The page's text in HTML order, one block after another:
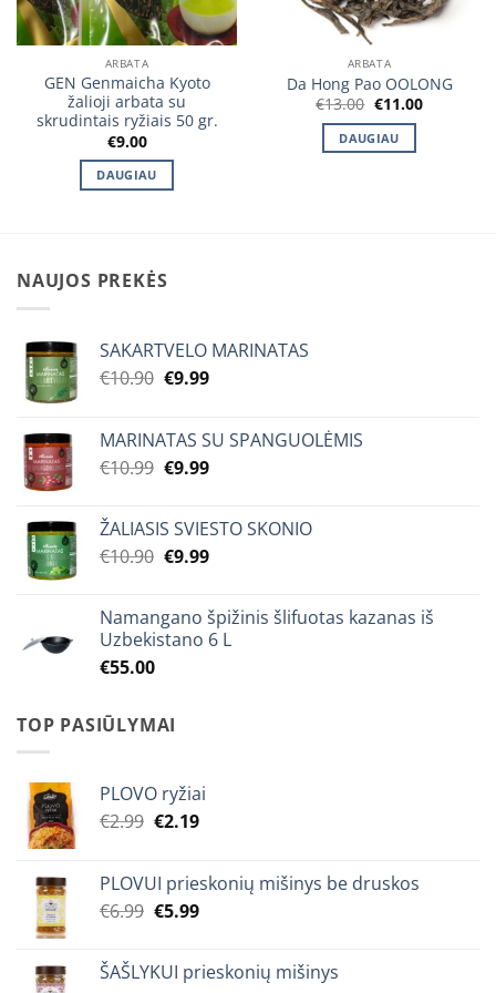
ARBATA
GEN Genmaicha Kyoto
žalioji arbata su
skrudintais ryžiais 50 gr.
€9.00
DAUGIAU
ARBATA
Da Hong Pao OOLONG
€13.00 Original
price
was:
€13.00.
€11.00Current
price
DAUGIAU
NAUJOS PREKĖS
SAKARTVELO MARINATAS
€10.90 Original
€10.90.
€9.99Current
€9.99.
MARINATAS SU SPANGUOLĖMIS
€10.99 Original
€10.99.
€9.99Current
€9.99.
ŽALIASIS SVIESTO SKONIO
€10.90 Original
€10.90.
€9.99Current
€9.99.
Namangano špižinis šlifuotas kazanas iš
Uzbekistano 6 L
€55.00
TOP PASIŪLYMAI
PLOVO ryžiai
€2.99 Original
€2.99.
€2.19Current
€2.19.
PLOVUI prieskonių mišinys be druskos
€6.99 Original
€6.99.
€5.99Current
€5.99.
ŠAŠLYKUI prieskonių mišinys